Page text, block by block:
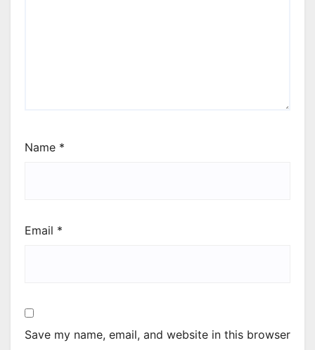
Name *
Email *
Save my name, email, and website in this browser